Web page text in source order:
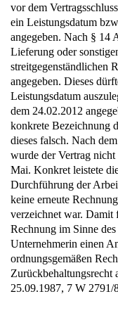
vor dem
ein Leistungsdatum
angegeben. Nach § 14
Lieferung oder
streitgegenständlichen
angegeben. Dieses
Leistungsdatum
dem 24.02.2012
konkrete Bezeichnung
dieses falsch. Nach
wurde der Vertrag
Mai. Konkret leistete
Durchführung der
keine erneute
verzeichnet war. Damit
Rechnung im Sinne
Unternehmerin einen
ordnungsgemäßen
25.09.1987, 7 W 2791/